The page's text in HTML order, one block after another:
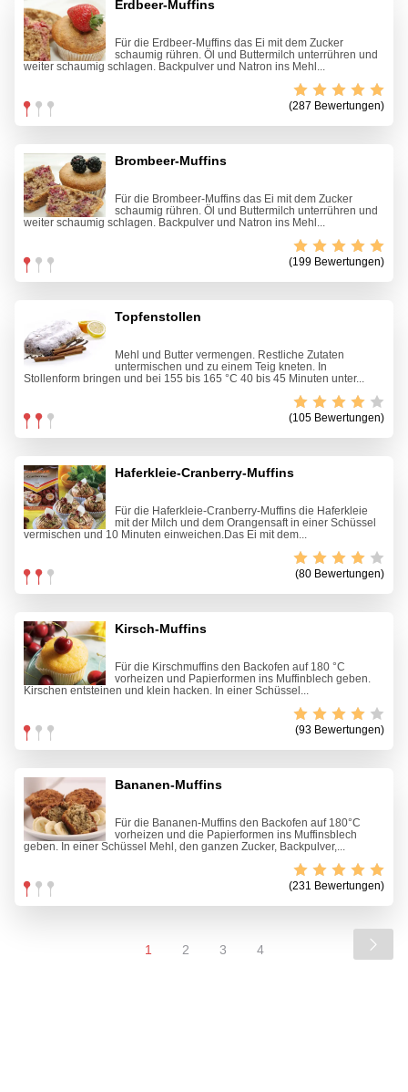
Erdbeer-Muffins
Für die Erdbeer-Muffins das Ei mit dem Zucker
schaumig rühren. Öl und Buttermilch unterrühren und
weiter schaumig schlagen. Backpulver und Natron ins Mehl...
(287 Bewertungen)
Brombeer-Muffins
Für die Brombeer-Muffins das Ei mit dem Zucker
schaumig rühren. Öl und Buttermilch unterrühren und
weiter schaumig schlagen. Backpulver und Natron ins Mehl...
(199 Bewertungen)
Topfenstollen
Mehl und Butter vermengen. Restliche Zutaten
untermischen und zu einem Teig kneten. In
Stollenform bringen und bei 155 bis 165 °C 40 bis 45 Minuten unter...
(105 Bewertungen)
Haferkleie-Cranberry-Muffins
Für die Haferkleie-Cranberry-Muffins die Haferkleie
mit der Milch und dem Orangensaft in einer Schüssel
vermischen und 10 Minuten einweichen.Das Ei mit dem...
(80 Bewertungen)
Kirsch-Muffins
Für die Kirschmuffins den Backofen auf 180 °C
vorheizen und Papierformen ins Muffinblech geben.
Kirschen entsteinen und klein hacken. In einer Schüssel...
(93 Bewertungen)
Bananen-Muffins
Für die Bananen-Muffins den Backofen auf 180°C
vorheizen und die Papierformen ins Muffinsblech
geben. In einer Schüssel Mehl, den ganzen Zucker, Backpulver,...
(231 Bewertungen)
1 2 3 4